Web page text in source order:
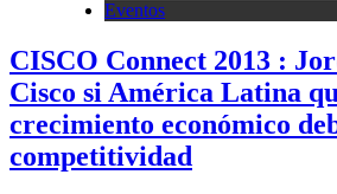
Eventos
CISCO Connect 2013 :
Cisco si América Latina
crecimiento económico
competitividad